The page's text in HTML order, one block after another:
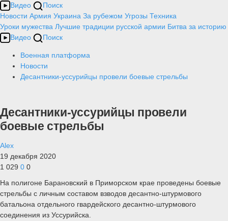
Видео
Поиск
Новости Армия Украина За рубежом Угрозы Техника
Уроки мужества Лучшие традиции русской армии Битва за историю
Видео
Поиск
Военная платформа
Новости
Десантники-уссурийцы провели боевые стрельбы
Десантники-уссурийцы провели
боевые стрельбы
Alex
19 декабря 2020
1 029 0 0
На полигоне Барановский в Приморском крае проведены боевые
стрельбы с личным составом взводов десантно-штурмового
батальона отдельного гвардейского десантно-штурмового
соединения из Уссурийска.